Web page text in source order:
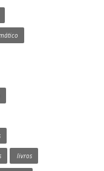
livros